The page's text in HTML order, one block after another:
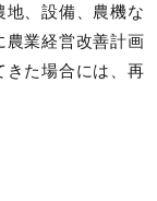
地、設備、農機な
農業経営改善計画
きた場合には、再